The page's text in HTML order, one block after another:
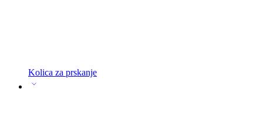
Kolica za prskanje